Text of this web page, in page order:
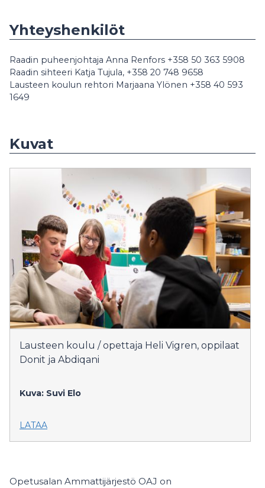
Yhteyshenkilöt
Raadin puheenjohtaja Anna Renfors +358 50 363 5908
Raadin sihteeri Katja Tujula, +358 20 748 9658
Lausteen koulun rehtori Marjaana Ylönen +358 40 593
1649
Kuvat
Lausteen koulu / opettaja Heli Vigren, oppilaat
Donit ja Abdiqani
Kuva: Suvi Elo
LATAA
Opetusalan Ammattijärjestö OAJ on